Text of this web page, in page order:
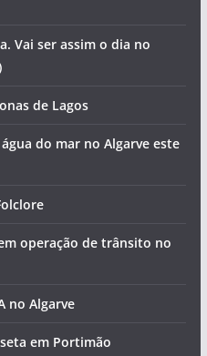
Vai ser assim o dia no
de Lagos
do mar no Algarve este
operação de trânsito no
no Algarve
em Portimão